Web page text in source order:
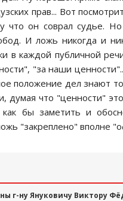
прав... Вот
что он cоврал cудье.
И ложь никогда и
в каждой публичной
"за наши
положение дел знают
что "ценноcти"
бы заметить и
"закреплено" вполне
г-ну Януковичу Виктору